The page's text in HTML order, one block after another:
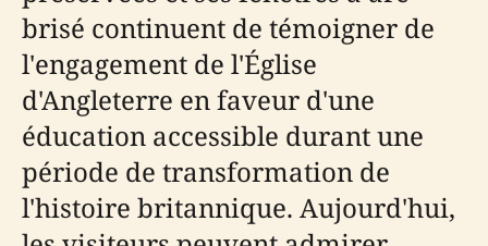
brisé continuent de témoigner de
l'engagement de l'Église
d'Angleterre en faveur d'une
éducation accessible durant une
période de transformation de
l'histoire britannique. Aujourd'hui,